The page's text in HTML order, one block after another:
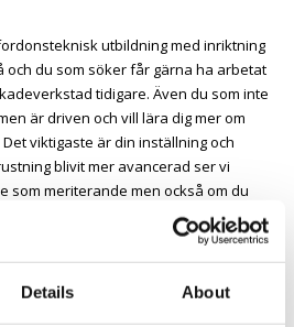
Details About
utbildning med inriktning
och du som söker får gärna ha arbetat
tidigare. Även du som inte
är driven och vill lära dig mer om
viktigaste är din inställning och
blivit mer avancerad ser vi
som meriterande men också om du
B-körkort är ett krav.
i en självständig roll men du är
lagspelare. Är du dessutom